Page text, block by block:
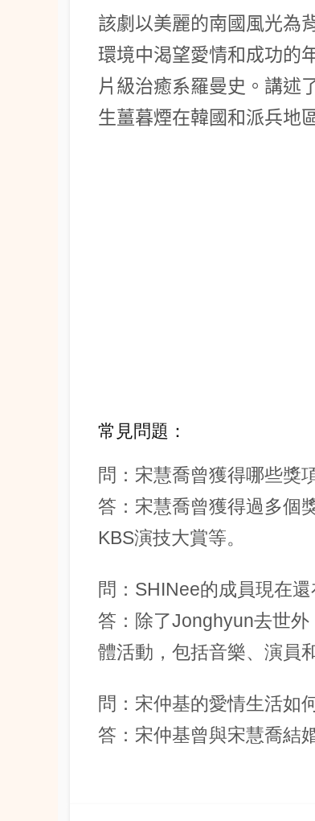
該劇以美麗的南國風光為
環境中渴望愛情和成功的
片級治癒系羅曼史。講述
生薑暮煙在韓國和派兵地
常見問題：
問：宋慧喬曾獲得哪些獎
答：宋慧喬曾獲得過多個
KBS演技大賞等。
問：SHINee的成員現在還
答：除了Jonghyun去世
體活動，包括音樂、演員
問：宋仲基的愛情生活如
答：宋仲基曾與宋慧喬結